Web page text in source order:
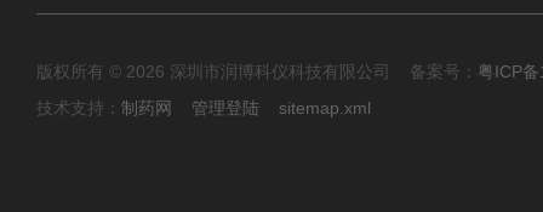
版权所有 © 2026 深圳市润博科仪科技有限公司 备案号： 粤ICP
技术支持： 制药网 管理登陆 sitemap.xml